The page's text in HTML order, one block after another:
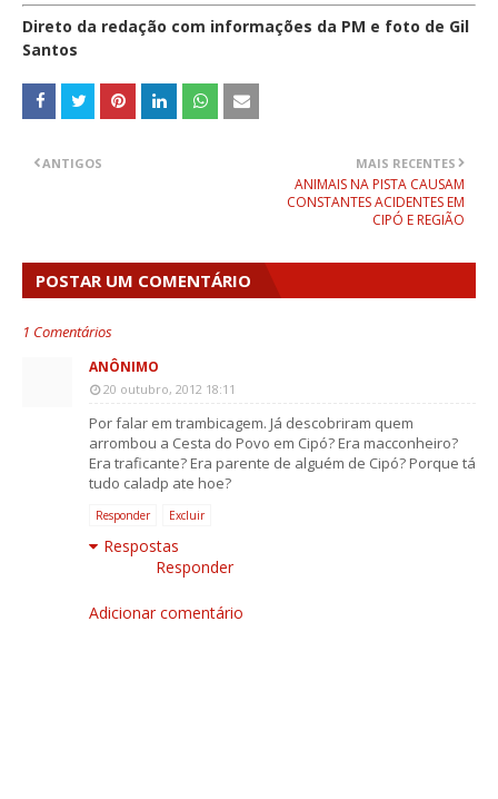
Direto da redação com informações da PM e foto de Gil
Santos
MAIS RECENTES
ANIMAIS NA PISTA CAUSAM
CONSTANTES ACIDENTES EM
CIPÓ E REGIÃO
ANTIGOS
POSTAR UM COMENTÁRIO
1 Comentários
ANÔNIMO
20 outubro, 2012 18:11
Por falar em trambicagem. Já descobriram quem
arrombou a Cesta do Povo em Cipó? Era macconheiro?
Era traficante? Era parente de alguém de Cipó? Porque tá
tudo caladp ate hoe?
Responder Excluir
Respostas
Responder
Adicionar comentário